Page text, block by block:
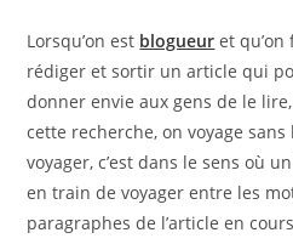
Lorsqu’on est blogueur et
rédiger et sortir un article qui
donner envie aux gens de le
cette recherche, on voyage
voyager, c’est dans le sens où
en train de voyager entre les
paragraphes de l’article en